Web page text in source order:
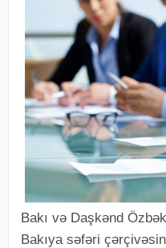
Bakı və Daşkənd
Bakıya səfəri